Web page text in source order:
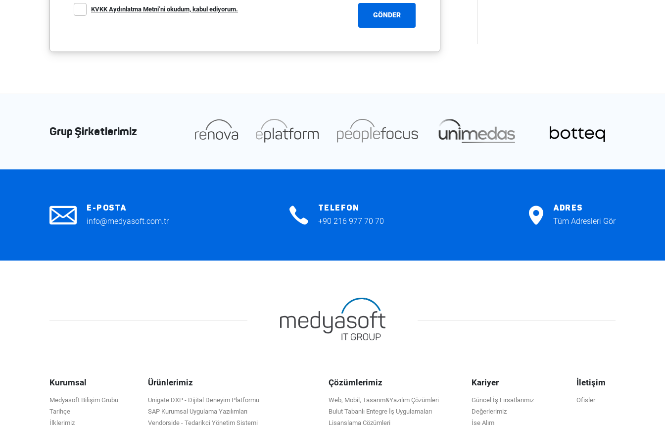
KVKK Aydınlatma Metni’ni okudum, kabul ediyorum.
GÖNDER
Grup Şirketlerimiz
E-POSTA
info@medyasoft.com.tr
TELEFON
+90 216 977 70 70
ADRES
Tüm Adresleri Gör
Kurumsal
Medyasoft Bilişim Grubu
Tarihçe
İlklerimiz
Ürünlerimiz
Unigate DXP - Dijital Deneyim Platformu
SAP Kurumsal Uygulama Yazılımları
Vendorside - Tedarikçi Yönetim Sistemi
Çözümlerimiz
Web, Mobil, Tasarım&Yazılım Çözümleri
Bulut Tabanlı Entegre İş Uygulamaları
Lisanslama Çözümleri
Kariyer
Güncel İş Fırsatlarımız
Değerlerimiz
İşe Alım
İletişim
Ofisler